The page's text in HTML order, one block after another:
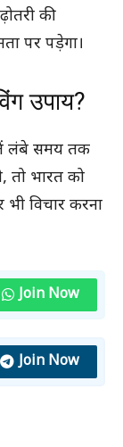
की
पर पड़ेगा।
उपाय?
लंबे समय तक
तो भारत को
विचार करना
Join Now
Join Now